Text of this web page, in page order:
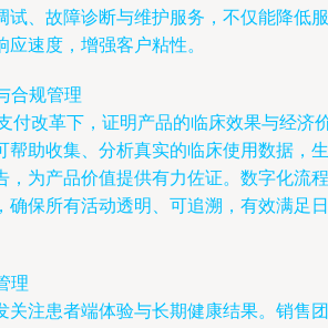
试、故障诊断与维护服务，不仅能降低服
速度，增强客户粘性。
合规管理
付改革下，证明产品的临床效果与经济
帮助收集、分析真实的临床使用数据，生
，为产品价值提供有力佐证。数字化流程
确保所有活动透明、可追溯，有效满足日
理
关注患者端体验与长期健康结果。销售团